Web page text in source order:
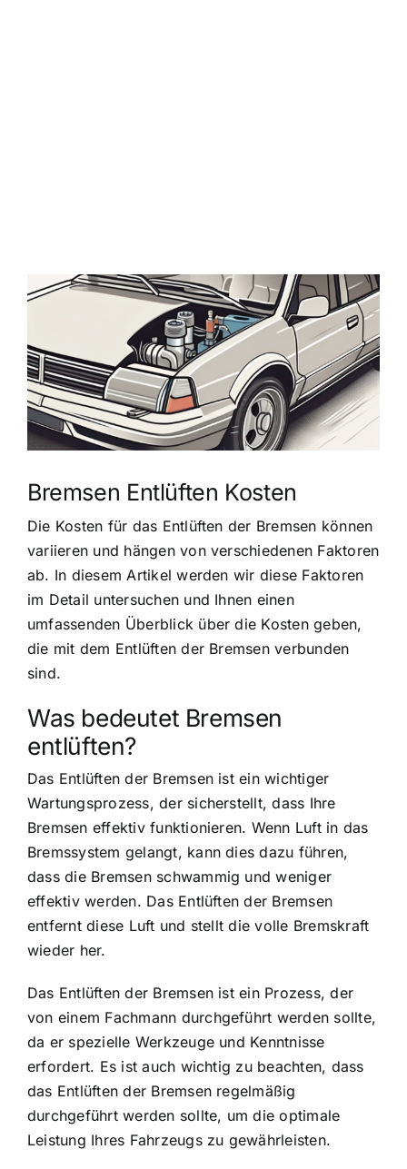
Zeige
Bremsen Entlüften Kosten
Die Kosten für das Entlüften der Bremsen können
variieren und hängen von verschiedenen Faktoren
ab. In diesem Artikel werden wir diese Faktoren
im Detail untersuchen und Ihnen einen
umfassenden Überblick über die Kosten geben,
die mit dem Entlüften der Bremsen verbunden
sind.
Was bedeutet Bremsen
entlüften?
Das Entlüften der Bremsen ist ein wichtiger
Wartungsprozess, der sicherstellt, dass Ihre
Bremsen effektiv funktionieren. Wenn Luft in das
Bremssystem gelangt, kann dies dazu führen,
dass die Bremsen schwammig und weniger
effektiv werden. Das Entlüften der Bremsen
entfernt diese Luft und stellt die volle Bremskraft
wieder her.
Das Entlüften der Bremsen ist ein Prozess, der
von einem Fachmann durchgeführt werden sollte,
da er spezielle Werkzeuge und Kenntnisse
erfordert. Es ist auch wichtig zu beachten, dass
das Entlüften der Bremsen regelmäßig
durchgeführt werden sollte, um die optimale
Leistung Ihres Fahrzeugs zu gewährleisten.